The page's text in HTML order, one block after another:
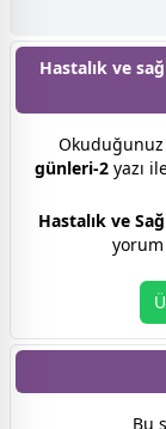
Hastalık ve
Okuduğunuz
günleri-2yazı
Hastalık ve
yorum
Bu